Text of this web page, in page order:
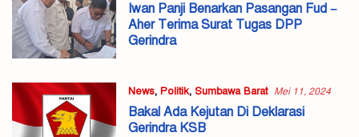
Iwan Panji Benarkan Pasangan Fud –
Aher Terima Surat Tugas DPP
Gerindra
News, Politik, Sumbawa Barat Mei 11, 2024
Bakal Ada Kejutan Di Deklarasi
Gerindra KSB